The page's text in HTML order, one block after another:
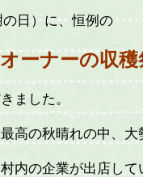
日）に、恒例の
ーナーの収穫
ました。
高の秋晴れの中、大
内の企業が出店し